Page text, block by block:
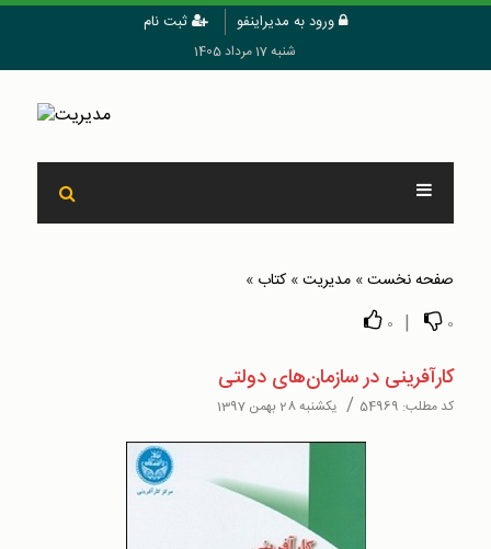
ورود به مدیراینفو ثبت نام
شنبه 17 مرداد 1405
صفحه نخست» مدیریت» کتاب »
0
|
0
کارآفرینی در سازمان‌های دولتی
کد مطلب: 54969
/ یکشنبه 28 بهمن 1397